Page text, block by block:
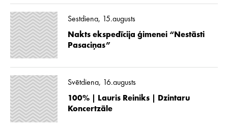
Sestdiena, 15.augusts
Nakts ekspedīcija ģimenei “Nestāsti
Pasaciņas”
Svētdiena, 16.augusts
100% | Lauris Reiniks | Dzintaru
Koncertzāle